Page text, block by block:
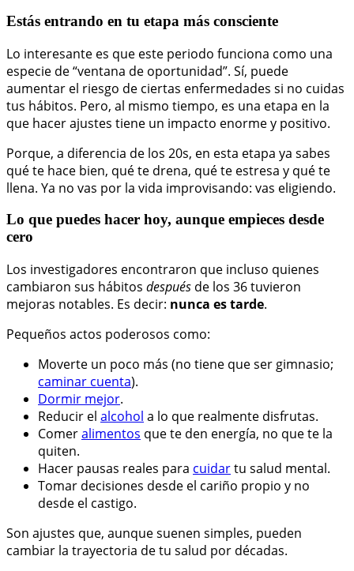
Estás entrando en tu etapa más consciente
Lo interesante es que este periodo funciona como una
especie de “ventana de oportunidad”. Sí, puede
aumentar el riesgo de ciertas enfermedades si no cuidas
tus hábitos. Pero, al mismo tiempo, es una etapa en la
que hacer ajustes tiene un impacto enorme y positivo.
Porque, a diferencia de los 20s, en esta etapa ya sabes
qué te hace bien, qué te drena, qué te estresa y qué te
llena. Ya no vas por la vida improvisando: vas eligiendo.
Lo que puedes hacer hoy, aunque empieces desde
cero
Los investigadores encontraron que incluso quienes
cambiaron sus hábitos después de los 36 tuvieron
mejoras notables. Es decir: nunca es tarde.
Pequeños actos poderosos como:
Moverte un poco más (no tiene que ser gimnasio;
caminar cuenta).
Dormir mejor.
Reducir el alcohol a lo que realmente disfrutas.
Comeralimentos que te den energía, no que te la
quiten.
Hacer pausas reales para cuidartu salud mental.
Tomar decisiones desde el cariño propio y no
desde el castigo.
Son ajustes que, aunque suenen simples, pueden
cambiar la trayectoria de tu salud por décadas.